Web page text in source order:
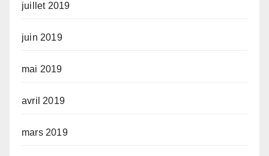
juillet 2019
juin 2019
mai 2019
avril 2019
mars 2019